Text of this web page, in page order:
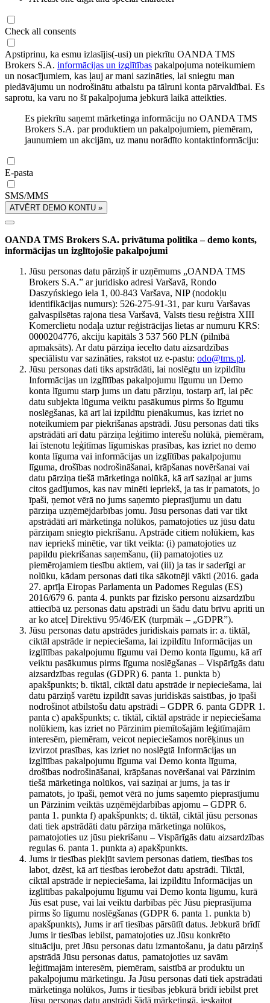
Check all consents
Apstiprinu, ka esmu izlasījis(-usi) un piekrītu OANDA TMS
Brokers S.A. informācijas un izglītības pakalpojuma noteikumiem
un nosacījumiem, kas ļauj ar mani sazināties, lai sniegtu man
piedāvājumu un nodrošinātu atbalstu pa tālruni konta pārvaldībai. Es
saprotu, ka varu no šī pakalpojuma jebkurā laikā atteikties.
Es piekrītu saņemt mārketinga informāciju no OANDA TMS
Brokers S.A. par produktiem un pakalpojumiem, piemēram,
jaunumiem un akcijām, uz manu norādīto kontaktinformāciju:
E-pasta
SMS/MMS
ATVĒRT DEMO KONTU »
OANDA TMS Brokers S.A. privātuma politika – demo konts,
informācijas un izglītojošie pakalpojumi
Jūsu personas datu pārziņš ir uzņēmums „OANDA TMS
Brokers S.A.” ar juridisko adresi Varšavā, Rondo
Daszyńskiego iela 1, 00-843 Varšava, NIP (nodokļu
identifikācijas numurs): 526-275-91-31, par kuru Varšavas
galvaspilsētas rajona tiesa Varšavā, Valsts tiesu reģistra XIII
Komerclietu nodaļa uztur reģistrācijas lietas ar numuru KRS:
0000204776, akciju kapitāls 3 537 560 PLN (pilnībā
apmaksāts). Ar datu pārziņa iecelto datu aizsardzības
speciālistu var sazināties, rakstot uz e-pastu: odo@tms.pl.
Jūsu personas dati tiks apstrādāti, lai noslēgtu un izpildītu
Informācijas un izglītības pakalpojumu līgumu un Demo
konta līgumu starp jums un datu pārziņu, tostarp arī, lai pēc
datu subjekta lūguma veiktu pasākumus pirms šo līgumu
noslēgšanas, kā arī lai izpildītu pienākumus, kas izriet no
noteikumiem par piekrišanas apstrādi. Jūsu personas dati tiks
apstrādāti arī datu pārziņa leģitīmo interešu nolūkā, piemēram,
lai īstenotu leģitīmas līgumiskas prasības, kas izriet no demo
konta līguma vai informācijas un izglītības pakalpojumu
līguma, drošības nodrošināšanai, krāpšanas novēršanai vai
datu pārziņa tiešā mārketinga nolūkā, kā arī saziņai ar jums
citos gadījumos, kas nav minēti iepriekš, ja tas ir pamatots, jo
īpaši, ņemot vērā no jums saņemto pieprasījumu un datu
pārziņa uzņēmējdarbības jomu. Jūsu personas dati var tikt
apstrādāti arī mārketinga nolūkos, pamatojoties uz jūsu datu
pārziņam sniegto piekrišanu. Apstrāde citiem nolūkiem, kas
nav iepriekš minētie, var tikt veikta: (i) pamatojoties uz
papildu piekrišanas saņemšanu, (ii) pamatojoties uz
piemērojamiem tiesību aktiem, vai (iii) ja tas ir saderīgi ar
nolūku, kādam personas dati tika sākotnēji vākti (2016. gada
27. aprīļa Eiropas Parlamenta un Padomes Regulas (ES)
2016/679 6. panta 4. punkts par fizisko personu aizsardzību
attiecībā uz personas datu apstrādi un šādu datu brīvu apriti un
ar ko atceļ Direktīvu 95/46/EK (turpmāk – „GDPR”).
Jūsu personas datu apstrādes juridiskais pamats ir: a. tiktāl,
ciktāl apstrāde ir nepieciešama, lai izpildītu Informācijas un
izglītības pakalpojumu līgumu vai Demo konta līgumu, kā arī
veiktu pasākumus pirms līguma noslēgšanas – Vispārīgās datu
aizsardzības regulas (GDPR) 6. panta 1. punkta b)
apakšpunkts; b. tiktāl, ciktāl datu apstrāde ir nepieciešama, lai
datu pārziņš varētu izpildīt savas juridiskās saistības, jo īpaši
nodrošinot atbilstošu datu apstrādi – GDPR 6. panta GDPR 1.
panta c) apakšpunkts; c. tiktāl, ciktāl apstrāde ir nepieciešama
nolūkiem, kas izriet no Pārzinim piemītošajām leģitīmajām
interesēm, piemēram, veicot nepieciešamos norēķinus un
izvirzot prasības, kas izriet no noslēgtā Informācijas un
izglītības pakalpojumu līguma vai Demo konta līguma,
drošības nodrošināšanai, krāpšanas novēršanai vai Pārzinim
tiešā mārketinga nolūkos, vai saziņai ar jums, ja tas ir
pamatots, jo īpaši, ņemot vērā no jums saņemto pieprasījumu
un Pārzinim veiktās uzņēmējdarbības apjomu – GDPR 6.
panta 1. punkta f) apakšpunkts; d. tiktāl, ciktāl jūsu personas
dati tiek apstrādāti datu pārziņa mārketinga nolūkos,
pamatojoties uz jūsu piekrišanu – Vispārīgās datu aizsardzības
regulas 6. panta 1. punkta a) apakšpunkts.
Jums ir tiesības piekļūt saviem personas datiem, tiesības tos
labot, dzēst, kā arī tiesības ierobežot datu apstrādi. Tiktāl,
ciktāl apstrāde ir nepieciešama, lai izpildītu Informācijas un
izglītības pakalpojumu līgumu vai Demo konta līgumu, kurā
Jūs esat puse, vai lai veiktu darbības pēc Jūsu pieprasījuma
pirms šo līgumu noslēgšanas (GDPR 6. panta 1. punkta b)
apakšpunkts), Jums ir arī tiesības pārsūtīt datus. Jebkurā brīdī
Jums ir tiesības iebilst, pamatojoties uz Jūsu konkrēto
situāciju, pret Jūsu personas datu izmantošanu, ja datu pārziņš
apstrādā Jūsu personas datus, pamatojoties uz savām
leģitīmajām interesēm, piemēram, saistībā ar produktu un
pakalpojumu mārketingu. Ja Jūsu personas dati tiek apstrādāti
mārketinga nolūkos, Jums ir tiesības jebkurā brīdī iebilst pret
Jūsu personas datu apstrādi šādā mārketingā, ieskaitot